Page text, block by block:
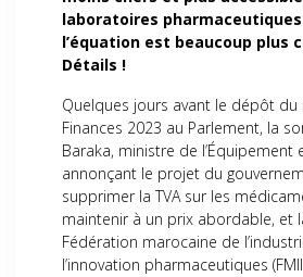
laboratoires
l’équation est beaucoup plus
Détails !
Quelques jours avant le dépôt
Finances 2023 au Parlement, la
Baraka, ministre de l’Équipement
annonçant le projet du
supprimer la TVA sur les
maintenir à un prix abordable, et
Fédération marocaine de
l’innovation pharmaceutiques